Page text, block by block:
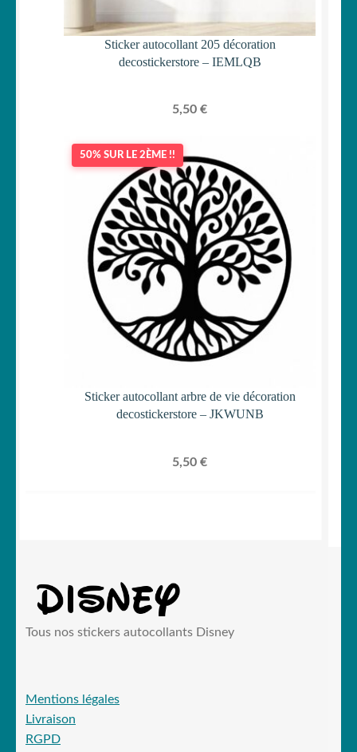
Sticker autocollant 205 décoration
decostickerstore – IEMLQB
5,50 €
50% SUR LE 2ÈME !!
Sticker autocollant arbre de vie décoration
decostickerstore – JKWUNB
5,50 €
Tous nos stickers autocollants Disney
Mentions légales
Livraison
RGPD